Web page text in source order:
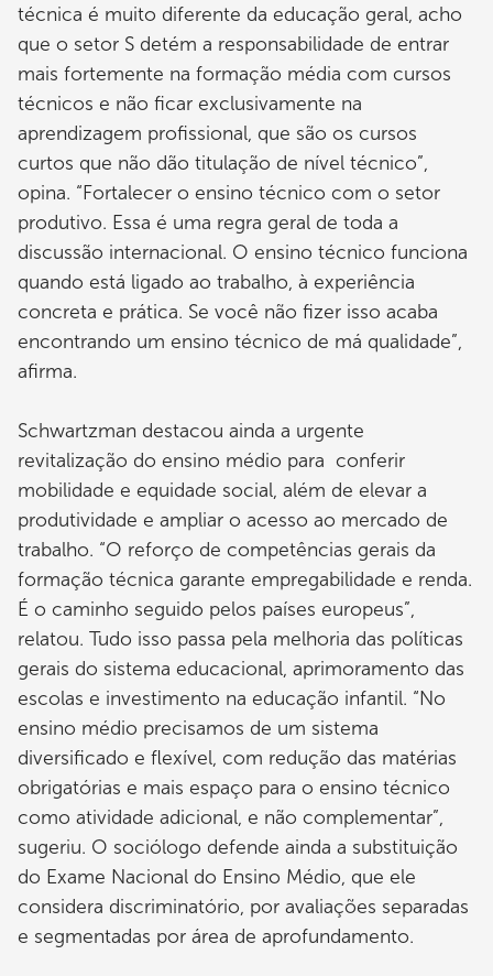
técnica é muito diferente da educação geral, acho
que o setor S detém a responsabilidade de entrar
mais fortemente na formação média com cursos
técnicos e não ficar exclusivamente na
aprendizagem profissional, que são os cursos
curtos que não dão titulação de nível técnico”,
opina. “Fortalecer o ensino técnico com o setor
produtivo. Essa é uma regra geral de toda a
discussão internacional. O ensino técnico funciona
quando está ligado ao trabalho, à experiência
concreta e prática. Se você não fizer isso acaba
encontrando um ensino técnico de má qualidade”,
afirma.
Schwartzman destacou ainda a urgente
revitalização do ensino médio para conferir
mobilidade e equidade social, além de elevar a
produtividade e ampliar o acesso ao mercado de
trabalho. “O reforço de competências gerais da
formação técnica garante empregabilidade e renda.
É o caminho seguido pelos países europeus”,
relatou. Tudo isso passa pela melhoria das políticas
gerais do sistema educacional, aprimoramento das
escolas e investimento na educação infantil. “No
ensino médio precisamos de um sistema
diversificado e flexível, com redução das matérias
obrigatórias e mais espaço para o ensino técnico
como atividade adicional, e não complementar”,
sugeriu. O sociólogo defende ainda a substituição
do Exame Nacional do Ensino Médio, que ele
considera discriminatório, por avaliações separadas
e segmentadas por área de aprofundamento.